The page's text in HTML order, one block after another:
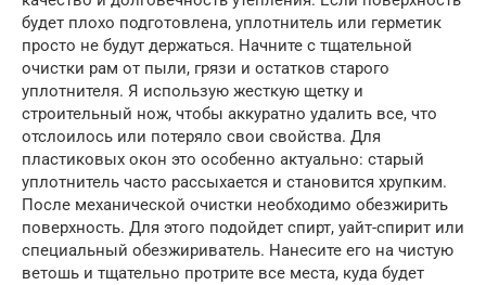
будет плохо подготовлена, уплотнитель или герметик
просто не будут держаться. Начните с тщательной
очистки рам от пыли, грязи и остатков старого
уплотнителя. Я использую жесткую щетку и
строительный нож, чтобы аккуратно удалить все, что
отслоилось или потеряло свои свойства. Для
пластиковых окон это особенно актуально: старый
уплотнитель часто рассыхается и становится хрупким.
После механической очистки необходимо обезжирить
поверхность. Для этого подойдет спирт, уайт-спирит или
специальный обезжириватель. Нанесите его на чистую
ветошь и тщательно протрите все места, куда будет